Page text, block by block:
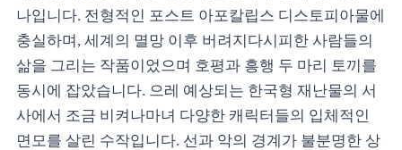
나입니다. 전형적인 포스트 아포칼립스 디스토피아물에
충실하며, 세계의 멸망 이후 버려지다시피한 사람들의
삶을 그리는 작품이었으며 호평과 흥행 두 마리 토끼를
동시에 잡았습니다. 으레 예상되는 한국형 재난물의 서
사에서 조금 비켜나마녀 다양한 캐릭터들의 입체적인
면모를 살린 수작입니다. 선과 악의 경계가 불분명한 상